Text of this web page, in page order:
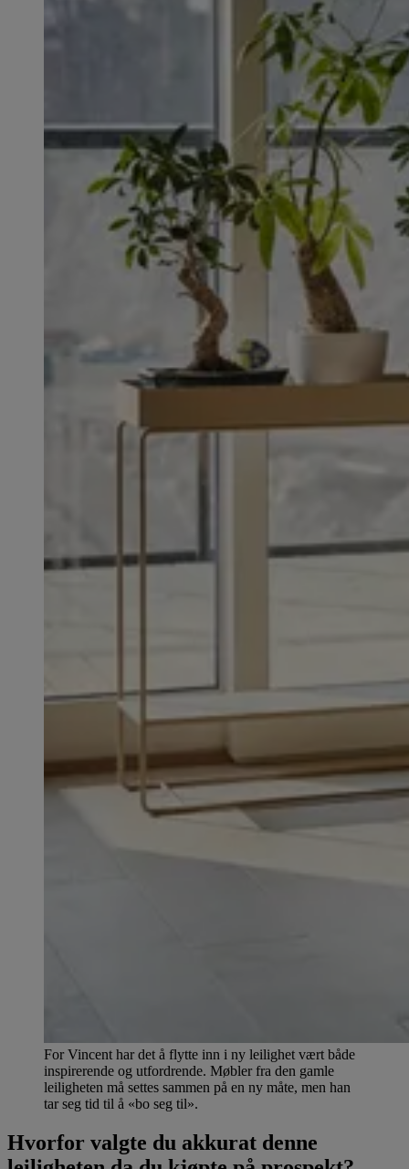
For Vincent har det å flytte inn i ny leilighet vært både
inspirerende og utfordrende. Møbler fra den gamle
leiligheten må settes sammen på en ny måte, men han
tar seg tid til å «bo seg til».
Hvorfor valgte du akkurat denne